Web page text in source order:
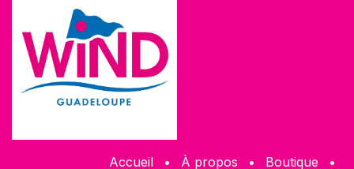
Accueil • À propos • Boutique •